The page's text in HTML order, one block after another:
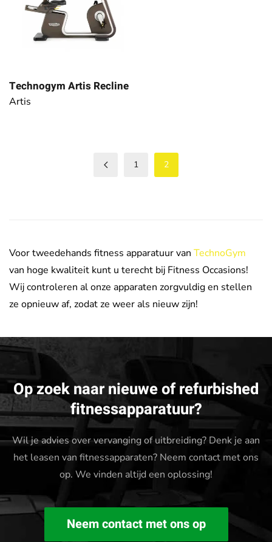
Technogym Artis Recline
Artis
1 2
Voor tweedehands fitness apparatuur van TechnoGym
van hoge kwaliteit kunt u terecht bij Fitness Occasions!
Wij controleren al onze apparaten zorgvuldig en stellen
ze opnieuw af, zodat ze weer als nieuw zijn!
Op zoek naar nieuwe of refurbished
fitnessapparatuur?
Wil je advies over vervanging of uitbreiding? Denk je aan
het leasen van fitnessapparaten? Neem contact met ons
op. We vinden altijd een oplossing!
Neem contact met ons op